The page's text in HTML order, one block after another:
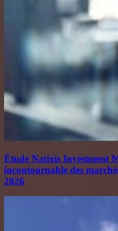
Étude Natixis Investment
incontournable des
2026